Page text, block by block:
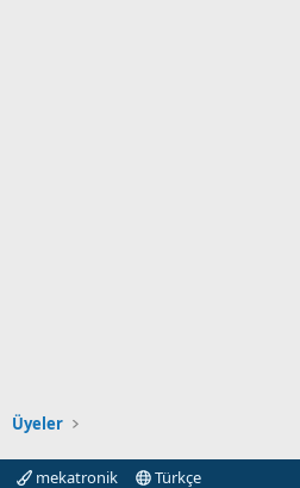
Üyeler
mekatronik Türkçe